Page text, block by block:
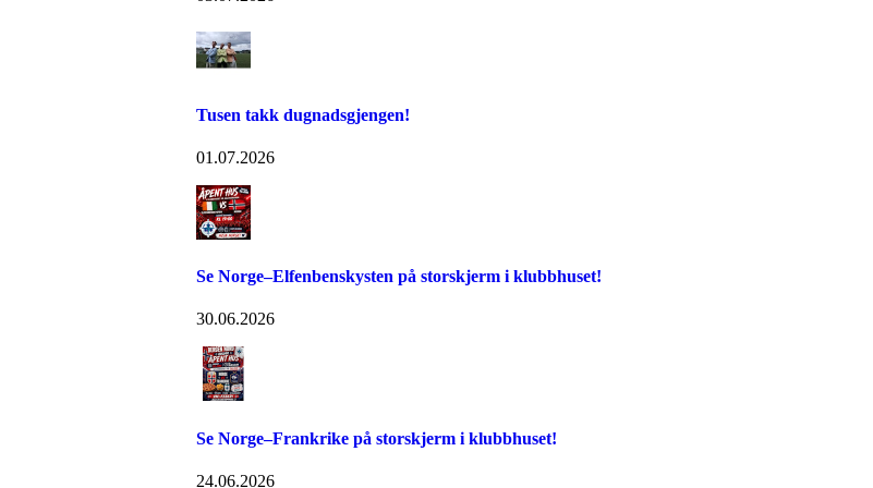
Tusen takk dugnadsgjengen!
01.07.2026
Se Norge–Elfenbenskysten på storskjerm i klubbhuset!
30.06.2026
Se Norge–Frankrike på storskjerm i klubbhuset!
24.06.2026